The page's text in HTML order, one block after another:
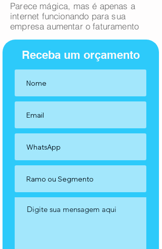
Parece mágica, mas é apenas a
internet funcionando para sua
empresa aumentar o faturamento
Receba um orçamento